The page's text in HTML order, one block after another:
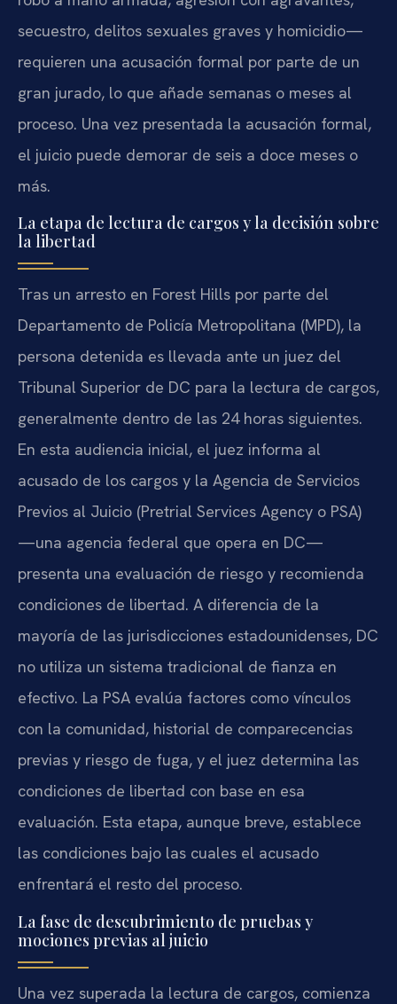
secuestro, delitos sexuales graves y homicidio—
requieren una acusación formal por parte de un
gran jurado, lo que añade semanas o meses al
proceso. Una vez presentada la acusación formal,
el juicio puede demorar de seis a doce meses o
más.
La etapa de lectura de cargos y la decisión sobre
la libertad
Tras un arresto en Forest Hills por parte del
Departamento de Policía Metropolitana (MPD), la
persona detenida es llevada ante un juez del
Tribunal Superior de DC para la lectura de cargos,
generalmente dentro de las 24 horas siguientes.
En esta audiencia inicial, el juez informa al
acusado de los cargos y la Agencia de Servicios
Previos al Juicio (Pretrial Services Agency o PSA)
—una agencia federal que opera en DC—
presenta una evaluación de riesgo y recomienda
condiciones de libertad. A diferencia de la
mayoría de las jurisdicciones estadounidenses, DC
no utiliza un sistema tradicional de fianza en
efectivo. La PSA evalúa factores como vínculos
con la comunidad, historial de comparecencias
previas y riesgo de fuga, y el juez determina las
condiciones de libertad con base en esa
evaluación. Esta etapa, aunque breve, establece
las condiciones bajo las cuales el acusado
enfrentará el resto del proceso.
La fase de descubrimiento de pruebas y
mociones previas al juicio
Una vez superada la lectura de cargos, comienza